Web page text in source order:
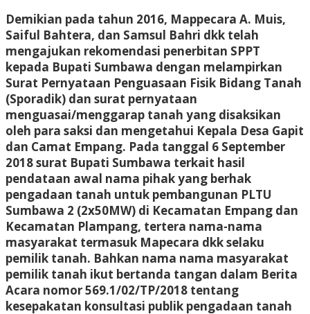
Demikian pada tahun 2016, Mappecara A. Muis,
Saiful Bahtera, dan Samsul Bahri dkk telah
mengajukan rekomendasi penerbitan SPPT
kepada Bupati Sumbawa dengan melampirkan
Surat Pernyataan Penguasaan Fisik Bidang Tanah
(Sporadik) dan surat pernyataan
menguasai/menggarap tanah yang disaksikan
oleh para saksi dan mengetahui Kepala Desa Gapit
dan Camat Empang. Pada tanggal 6 September
2018 surat Bupati Sumbawa terkait hasil
pendataan awal nama pihak yang berhak
pengadaan tanah untuk pembangunan PLTU
Sumbawa 2 (2x50MW) di Kecamatan Empang dan
Kecamatan Plampang, tertera nama-nama
masyarakat termasuk Mapecara dkk selaku
pemilik tanah. Bahkan nama nama masyarakat
pemilik tanah ikut bertanda tangan dalam Berita
Acara nomor 569.1/02/TP/2018 tentang
kesepakatan konsultasi publik pengadaan tanah